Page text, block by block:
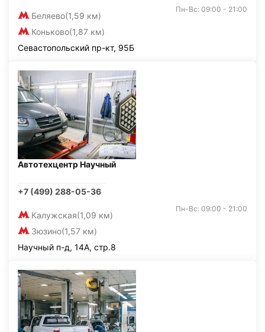
Беляево(1,59 км)
Коньково(1,87 км)
Пн-Вс: 09:00 - 21:00
Севастопольский пр-кт, 95Б
Автотехцентр Научный
+7 (499) 288-05-36
Калужская(1,09 км)
Зюзино(1,57 км)
Пн-Вс: 09:00 - 21:00
Научный п-д, 14А, стр.8